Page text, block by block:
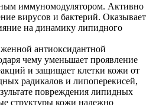
иммуномодулятором. Активно
вирусов и бактерий. Оказывает
на динамику липидного
антиоксидантной
чему уменьшает проявление
и защищает клетки кожи от
радикалов и липоперекисей,
повреждения липидных
структуры кожи надежно